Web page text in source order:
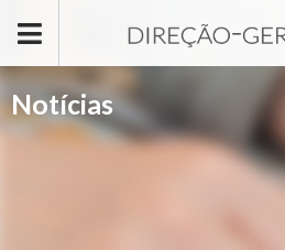
Notícias